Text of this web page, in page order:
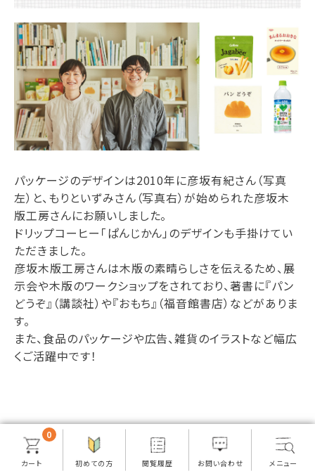
パッケージのデザインは2010年に彦坂有紀さん（写真
左）と、もりといずみさん（写真右）が始められた彦坂木
版工房さんにお願いしました。
ドリップコーヒー「ぱんじかん」のデザインも手掛けてい
ただきました。
彦坂木版工房さんは木版の素晴らしさを伝えるため、展
示会や木版のワークショップをされており、著書に『パン
どうぞ』（講談社）や『おもち』（福音館書店）などがありま
す。
また、食品のパッケージや広告、雑貨のイラストなど幅広
くご活躍中です！
美味しさのヒミツ
0